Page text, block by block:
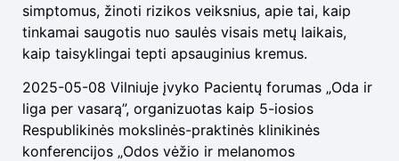
simptomus, žinoti rizikos veiksnius, apie tai, kaip
tinkamai saugotis nuo saulės visais metų laikais,
kaip taisyklingai tepti apsauginius kremus.
2025-05-08 Vilniuje įvyko Pacientų forumas „Oda ir
liga per vasarą”, organizuotas kaip 5-iosios
Respublikinės mokslinės-praktinės klinikinės
konferencijos „Odos vėžio ir melanomos